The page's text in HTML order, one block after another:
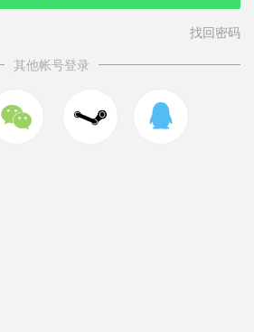
找回密码
其他帐号登录
 